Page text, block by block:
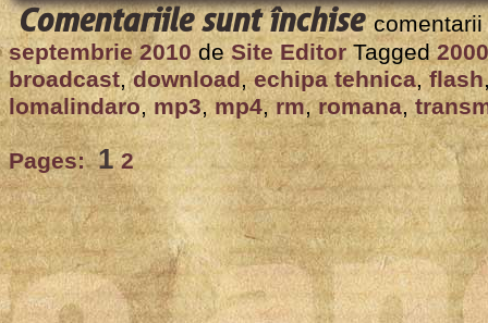
Comentariile sunt închisepentru
Transmisii
pe
internet
și
alte
colaborări
cu
Biserica
Adventistă
Română
septembrie 2010 de Site EditorTagged2000
broadcast,download,echipa tehnica,flash
lomalindaro,mp3,mp4,rm,romana,
Pages: 12